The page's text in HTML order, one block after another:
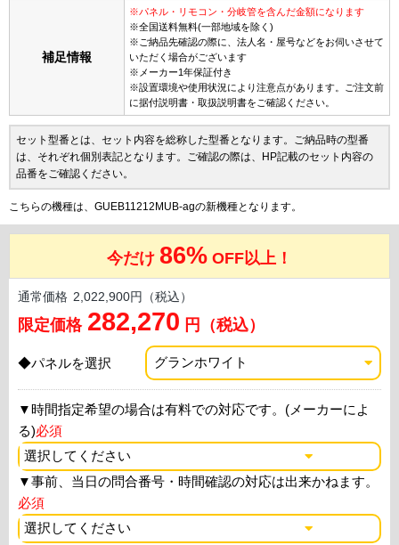
補足情報
※パネル・リモコン・分岐管を含んだ金額になります
※全国送料無料(一部地域を除く)
※ご納品先確認の際に、法人名・屋号などをお伺いさせて
いただく場合がございます
※メーカー1年保証付き
※設置環境や使用状況により注意点があります。ご注文前
に据付説明書・取扱説明書をご確認ください。
セット型番とは、セット内容を総称した型番となります。ご納品時の型番
は、それぞれ個別表記となります。ご確認の際は、HP記載のセット内容の
品番をご確認ください。
こちらの機種は、GUEB11212MUB-agの新機種となります。
今だけ 86% OFF以上！
通常価格 2,022,900円（税込）
限定価格 282,270 円（税込）
◆パネルを選択
▼時間指定希望の場合は有料での対応です。(メーカーによ
る)必須
▼事前、当日の問合番号・時間確認の対応は出来かねます。
必須